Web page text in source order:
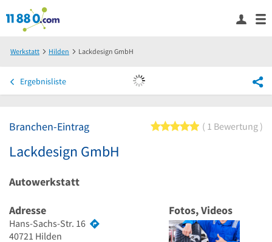
Werkstatt Hilden Lackdesign GmbH
Ergebnisliste
Branchen-Eintrag 5 von 5 Sternen
1 Bewertung
Lackdesign GmbH
Autowerkstatt
Adresse
Hans-Sachs-Str. 16
40721 Hilden
Fotos, Videos